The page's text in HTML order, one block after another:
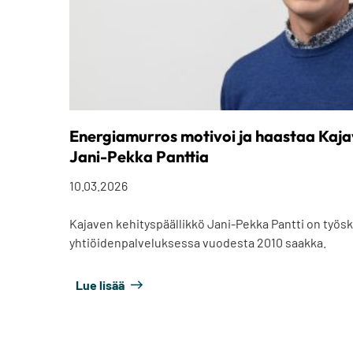
Energiamurros motivoi ja haastaa
Jani-Pekka Panttia
10.03.2026
Kajaven kehityspäällikkö Jani-Pekka Pantti on
yhtiöidenpalveluksessa vuodesta 2010 saakka.
Lue lisää